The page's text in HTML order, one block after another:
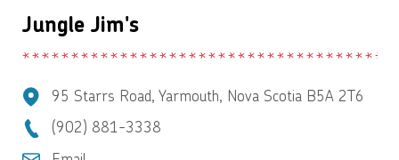
Jungle Jim's
95 Starrs Road, Yarmouth, Nova Scotia B5A 2T6
(902) 881-3338